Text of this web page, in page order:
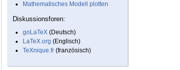
Mathematisches Modell plotten
Diskussionsforen:
goLaTeX (Deutsch)
LaTeX.org (Englisch)
TeXnique.fr (französisch)